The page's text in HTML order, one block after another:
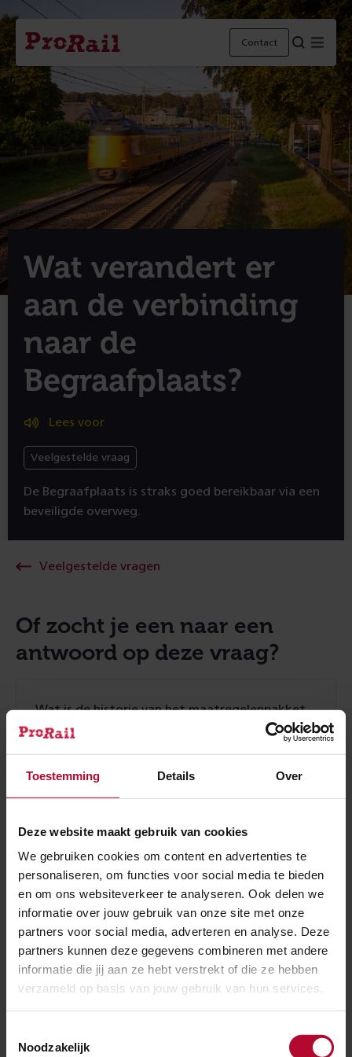
Toestemming Details Over
Deze website maakt gebruik van cookies
We gebruiken cookies om content en advertenties te
personaliseren, om functies voor social media te bieden
en om ons websiteverkeer te analyseren. Ook delen we
informatie over jouw gebruik van onze site met onze
partners voor social media, adverteren en analyse. Deze
partners kunnen deze gegevens combineren met andere
informatie die jij aan ze hebt verstrekt of die ze hebben
verzameld op basis van jouw gebruik van hun services.
Noodzakelijk
Navigatie
Homepage
ProRail
Contact Menu
Wat verandert er
aan de verbinding
naar de
Begraafplaats?
Lees voor
Veelgestelde vraag
De Begraafplaats is straks goed bereikbaar via een
beveiligde overweg.
Veelgestelde vragen
Of zocht je een naar een
antwoord op deze vraag?
Wat is de historie van het maatregelenpakket
en besluitvormingsproces vanaf 2015?
de Middachterallee op een acceptabel
geluidsniveau worden afgesteld?
Er is zorg over de wateroverlast vanaf de
Posbank. Kan ProRail dit oplossen?
Ben je tevreden over de informatie op